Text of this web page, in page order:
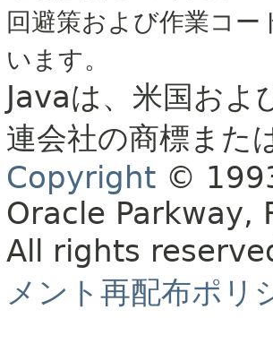
回避策および作業コ
います。
Javaは、米国お
連会社の商標また
Copyright ©
Oracle Parkway,
All rights
メント再配布ポリ